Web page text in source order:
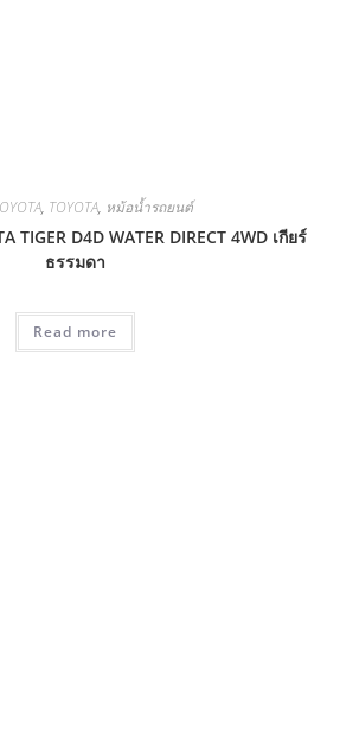
, TOYOTA, หม้อน้ำรถยนต์
TIGER D4D WATER DIRECT 4WD เกียร์
ธรรมดา
Read more